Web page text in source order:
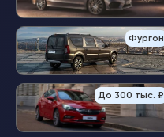
Фургон
До 300 тыс. ₽